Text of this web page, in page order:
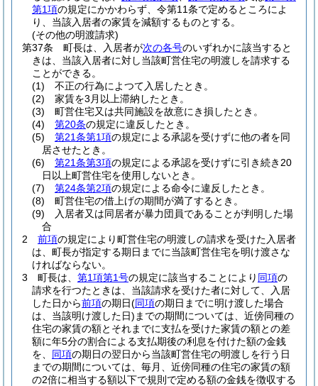
第1項の規定にかかわらず、令第11条で定めるところによ
り、当該入居者の家賃を減額するものとする。
(その他の明渡請求)
第37条
町長は、入居者が次の各号のいずれかに該当すると
きは、当該入居者に対し当該町営住宅の明渡しを請求する
ことができる。
(1)
不正の行為によつて入居したとき。
(2)
家賃を3月以上滞納したとき。
(3)
町営住宅又は共同施設を故意にき損したとき。
(4)
第20条の規定に違反したとき。
(5)
第21条第1項の規定による承認を受けずに他の者を同
居させたとき。
(6)
第21条第3項の規定による承認を受けずに引き続き20
日以上町営住宅を使用しないとき。
(7)
第24条第2項の規定による命令に違反したとき。
(8)
町営住宅の借上げの期間が満了するとき。
(9)
入居者又は同居者が暴力団員であることが判明した場
合
2
前項の規定により町営住宅の明渡しの請求を受けた入居者
は、町長が指定する期日までに当該町営住宅を明け渡さな
ければならない。
3
町長は、 第1項第1号の規定に該当することにより 同項の
請求を行つたときは、当該請求を受けた者に対して、入居
した日から前項の期日(同項の期日までに明け渡した場合
は、当該明け渡した日) までの期間については、近傍同種の
住宅の家賃の額とそれまでに支払を受けた家賃の額との差
額に年5分の割合による支払期後の利息を付けた額の金銭
を、 同項の期日の翌日から当該町営住宅の明渡しを行う日
までの期間については、毎月、近傍同種の住宅の家賃の額
の2倍に相当する額以下で規則で定める額の金銭を徴収する